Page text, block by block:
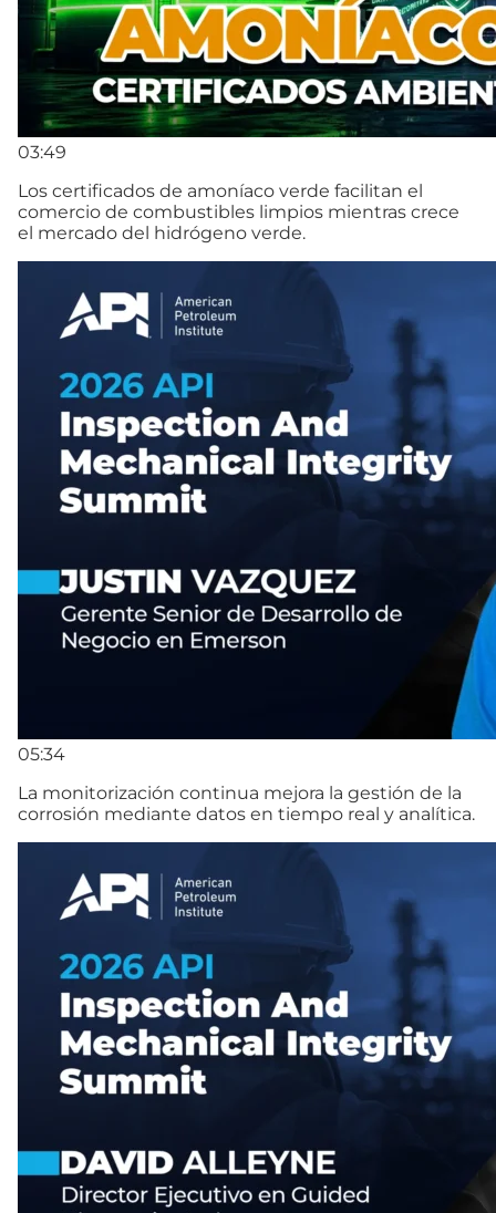
03:49
Los certificados de amoníaco verde facilitan el
comercio de combustibles limpios mientras crece
el mercado del hidrógeno verde.
05:34
La monitorización continua mejora la gestión de la
corrosión mediante datos en tiempo real y analítica.